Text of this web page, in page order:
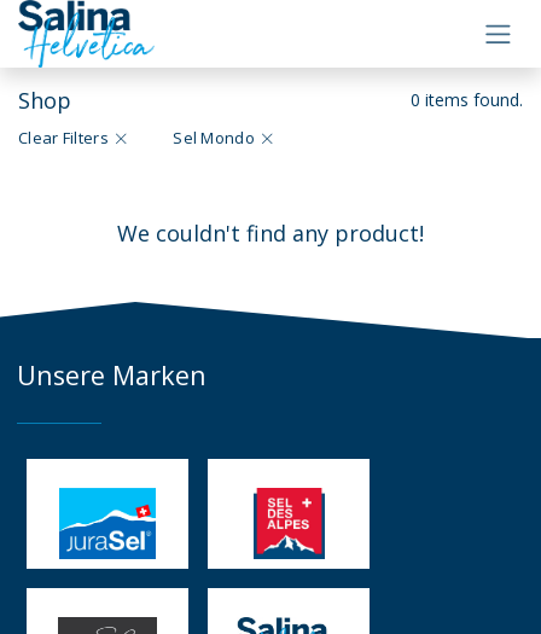
Zum Inhalt springen
Shop 0 items found.
Clear Filters Sel Mondo
We couldn't find any product!
Unsere Marken